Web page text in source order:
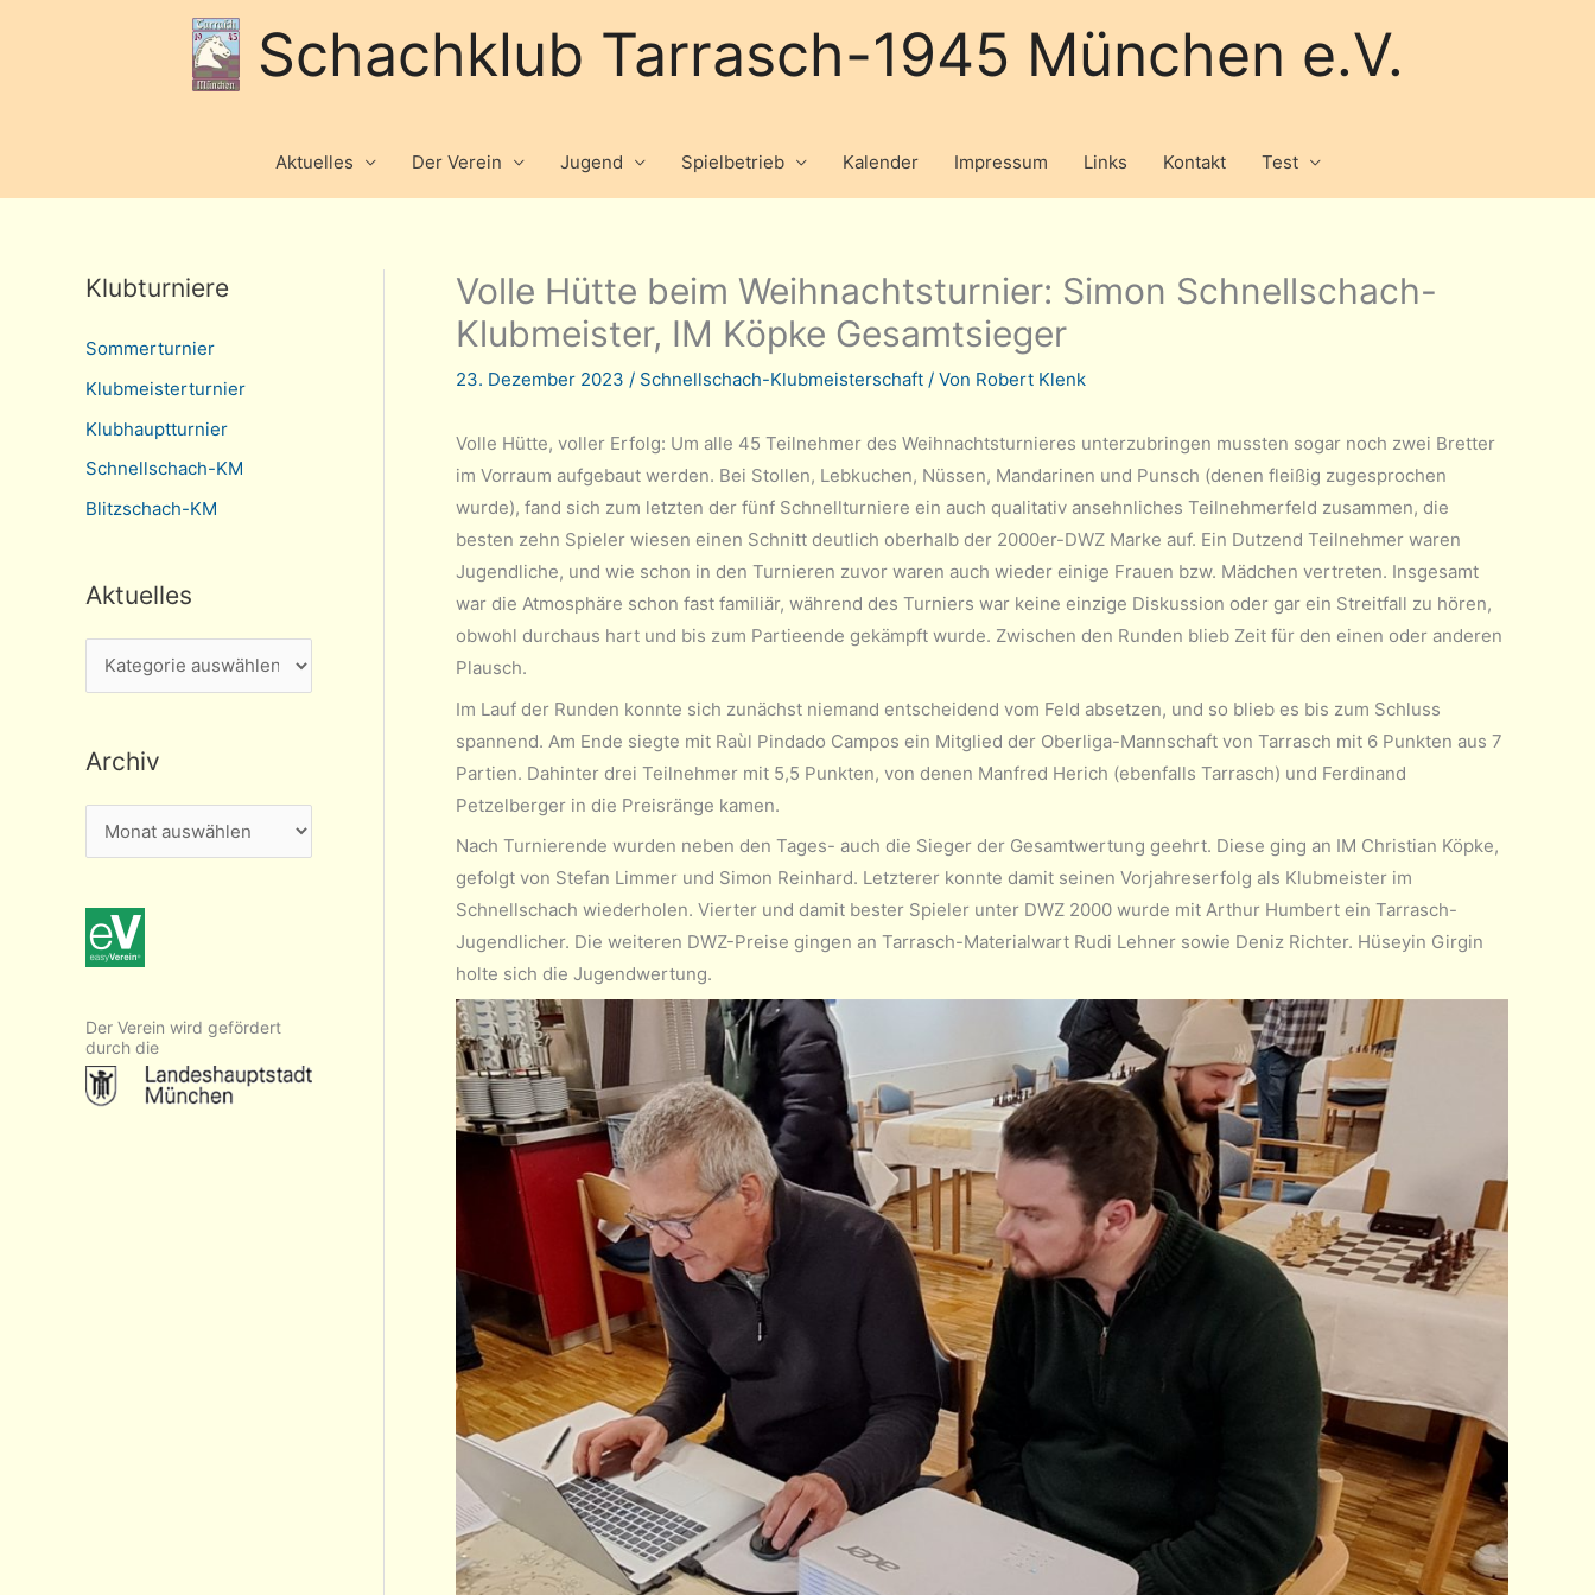
Schachklub Tarrasch-1945 München e.V.
Aktuelles Der Verein Jugend Spielbetrieb Kalender Impressum Links Kontakt Test
Klubturniere
Sommerturnier
Klubmeisterturnier
Klubhauptturnier
Schnellschach-KM
Blitzschach-KM
Aktuelles
k
u
e
s
Archiv
r
h
i
Der Verein wird gefördert
durch die
Volle Hütte beim Weihnachtsturnier: Simon Schnellschach-
Klubmeister, IM Köpke Gesamtsieger
23. Dezember 2023 / Schnellschach-Klubmeisterschaft / Von Robert Klenk
Volle Hütte, voller Erfolg: Um alle 45 Teilnehmer des Weihnachtsturnieres unterzubringen mussten sogar noch zwei Bretter
im Vorraum aufgebaut werden. Bei Stollen, Lebkuchen, Nüssen, Mandarinen und Punsch (denen fleißig zugesprochen
wurde), fand sich zum letzten der fünf Schnellturniere ein auch qualitativ ansehnliches Teilnehmerfeld zusammen, die
besten zehn Spieler wiesen einen Schnitt deutlich oberhalb der 2000er-DWZ Marke auf. Ein Dutzend Teilnehmer waren
Jugendliche, und wie schon in den Turnieren zuvor waren auch wieder einige Frauen bzw. Mädchen vertreten. Insgesamt
war die Atmosphäre schon fast familiär, während des Turniers war keine einzige Diskussion oder gar ein Streitfall zu hören,
obwohl durchaus hart und bis zum Partieende gekämpft wurde. Zwischen den Runden blieb Zeit für den einen oder anderen
Plausch.
Im Lauf der Runden konnte sich zunächst niemand entscheidend vom Feld absetzen, und so blieb es bis zum Schluss
spannend. Am Ende siegte mit Raùl Pindado Campos ein Mitglied der Oberliga-Mannschaft von Tarrasch mit 6 Punkten aus 7
Partien. Dahinter drei Teilnehmer mit 5,5 Punkten, von denen Manfred Herich (ebenfalls Tarrasch) und Ferdinand
Petzelberger in die Preisränge kamen.
Nach Turnierende wurden neben den Tages- auch die Sieger der Gesamtwertung geehrt. Diese ging an IM Christian Köpke,
gefolgt von Stefan Limmer und Simon Reinhard. Letzterer konnte damit seinen Vorjahreserfolg als Klubmeister im
Schnellschach wiederholen. Vierter und damit bester Spieler unter DWZ 2000 wurde mit Arthur Humbert ein Tarrasch-
Jugendlicher. Die weiteren DWZ-Preise gingen an Tarrasch-Materialwart Rudi Lehner sowie Deniz Richter. Hüseyin Girgin
holte sich die Jugendwertung.